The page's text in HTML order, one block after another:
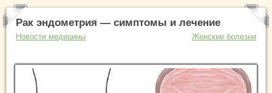
Рак эндометрия — симптомы и лечение
Новости медицины Женские болезни